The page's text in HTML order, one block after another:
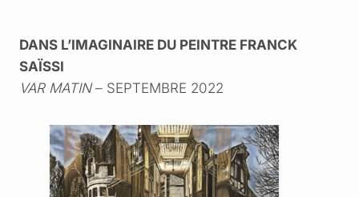
DANS L’IMAGINAIRE DU PEINTRE FRANCK
SAÏSSI
VAR MATIN– SEPTEMBRE 2022